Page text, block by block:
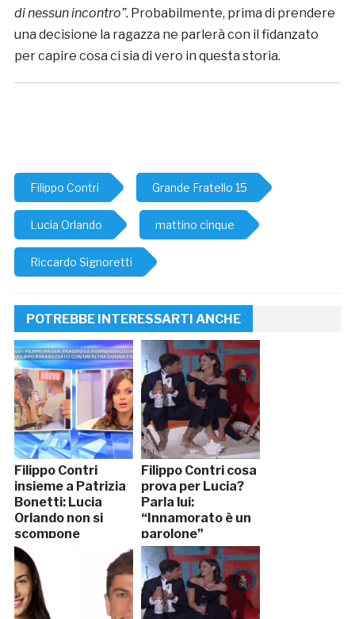
di nessun incontro”. Probabilmente, prima di prendere
una decisione la ragazza ne parlerà con il fidanzato
per capire cosa ci sia di vero in questa storia.
Filippo Contri Grande Fratello 15
Lucia Orlando mattino cinque
Riccardo Signoretti
POTREBBE INTERESSARTI ANCHE
Filippo Contri
insieme a Patrizia
Bonetti: Lucia
Orlando non si
scompone
Filippo Contri cosa
prova per Lucia?
Parla lui:
“Innamorato è un
parolone”